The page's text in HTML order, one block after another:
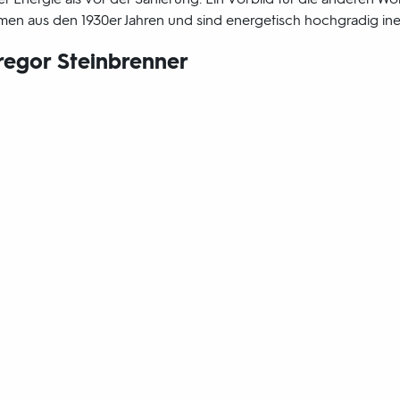
aus den 1930er Jahren und sind energetisch hochgradig
Steinbrenner